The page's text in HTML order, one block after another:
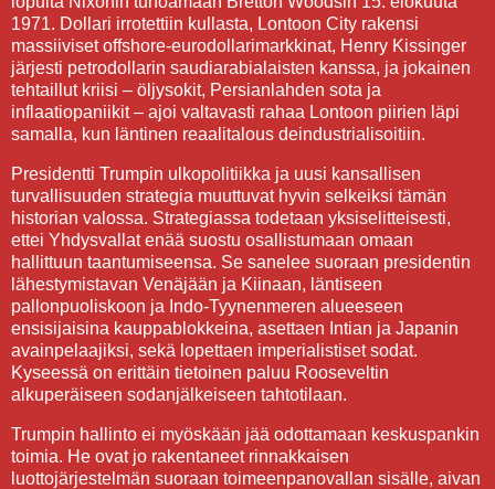
1971. Dollari irrotettiin kullasta, Lontoon City rakensi
massiiviset offshore-eurodollarimarkkinat, Henry Kissinger
järjesti petrodollarin saudiarabialaisten kanssa, ja jokainen
tehtaillut kriisi – öljysokit, Persianlahden sota ja
inflaatiopaniikit – ajoi valtavasti rahaa Lontoon piirien läpi
samalla, kun läntinen reaalitalous deindustrialisoitiin.
Presidentti Trumpin ulkopolitiikka ja uusi kansallisen
turvallisuuden strategia muuttuvat hyvin selkeiksi tämän
historian valossa. Strategiassa todetaan yksiselitteisesti,
ettei Yhdysvallat enää suostu osallistumaan omaan
hallittuun taantumiseensa. Se sanelee suoraan presidentin
lähestymistavan Venäjään ja Kiinaan, läntiseen
pallonpuoliskoon ja Indo-Tyynenmeren alueeseen
ensisijaisina kauppablokkeina, asettaen Intian ja Japanin
avainpelaajiksi, sekä lopettaen imperialistiset sodat.
Kyseessä on erittäin tietoinen paluu Rooseveltin
alkuperäiseen sodanjälkeiseen tahtotilaan.
Trumpin hallinto ei myöskään jää odottamaan keskuspankin
toimia. He ovat jo rakentaneet rinnakkaisen
luottojärjestelmän suoraan toimeenpanovallan sisälle, aivan